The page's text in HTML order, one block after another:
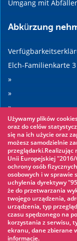
Umgang mit
Abkürzung
Elch-Familienkarte 3
»
»
»
»
Sehenswertes
Seilpark »
Wasserpark »
Eisbahn »
KINOECK »
Museum »
Używamy plików
oraz do celów
się na ich użycie oraz
możesz samodzielnie
przeglądarki.Realizując
Unii Europejskiej
ochrony osób
osobowych i w sprawie
uchylenia dyrektywy
że do przetwarzania
twojego urządzenia,
urządzenia, typ
czasu spędzonego na
korzystania z serwisu,
ekranu, dane zbierane
informacje.